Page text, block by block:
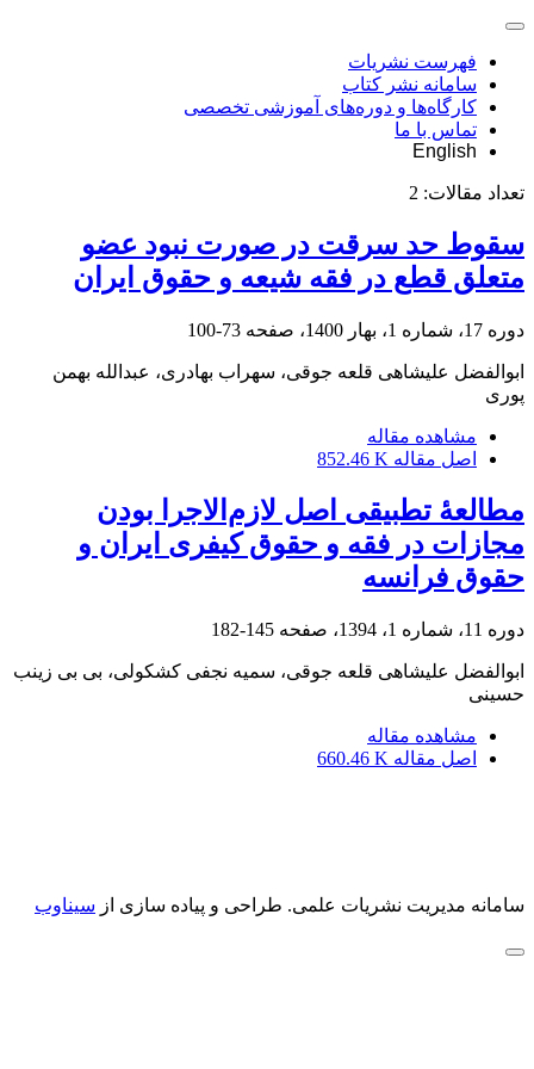
فهرست نشریات
سامانه نشر کتاب
کارگاه‌ها و دوره‌های آموزشی تخصصی
تماس با ما
English
تعداد مقالات: 2
سقوط حد سرقت در صورت نبود عضو
متعلق قطع در فقه شیعه و حقوق ایران
دوره 17، شماره 1، بهار 1400، صفحه 73-100
ابوالفضل علیشاهی قلعه جوقی، سهراب بهادری، عبدالله بهمن
پوری
مشاهده مقاله
اصل مقاله 852.46 K
مطالعۀ تطبیقی اصل لازم‌الاجرا بودن
مجازات در فقه و حقوق کیفری ایران و
حقوق فرانسه
دوره 11، شماره 1، 1394، صفحه 145-182
ابوالفضل علیشاهی قلعه جوقی، سمیه نجفی کشکولی، بی بی زینب
حسینی
مشاهده مقاله
اصل مقاله 660.46 K
سامانه مدیریت نشریات علمی. طراحی و پیاده سازی از سیناوب